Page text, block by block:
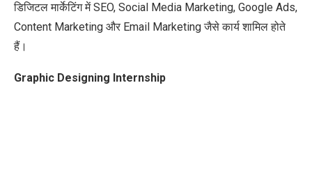
डिजिटल मार्केटिंग में SEO, Social Media Marketing, Google Ads,
Content Marketing और Email Marketing जैसे कार्य शामिल होते
हैं।
Graphic Designing Internship